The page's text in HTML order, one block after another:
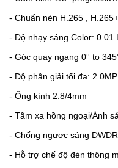
- Chuẩn nén H.265 ,
- Độ nhạy sáng Color: 0.01
- Góc quay ngang 0° to
- Độ phân giải tối đa:
- Ống kính 2.8/4mm
- Tầm xa hồng ngoại/Ánh
- Chống ngược sáng
- Hỗ trợ chế độ đèn thông